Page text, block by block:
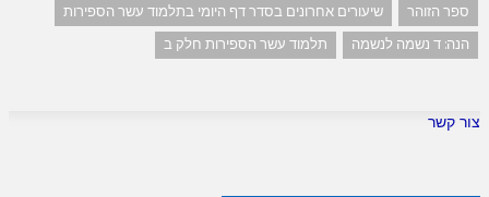
ספר הזוהר
שיעורים אחרונים בסדר דף היומי בתלמוד עשר הספירות
הנה: ד נשמה לנשמה
תלמוד עשר הספירות חלק ב
צור קשר